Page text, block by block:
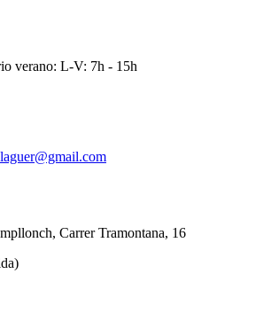
verano: L-V: 7h - 15h
Carrer Tramontana, 16
)